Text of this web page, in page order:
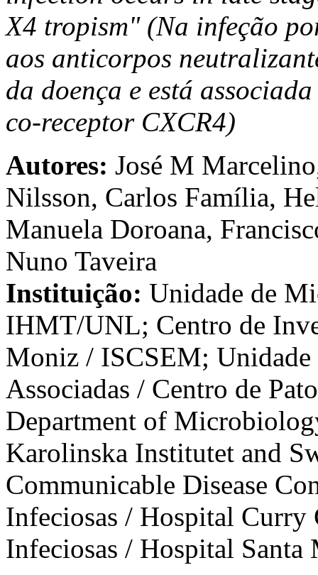
X4 tropism" (Na infeção
aos anticorpos
da doença e está
co-receptor CXCR4)
Autores: José M
Nilsson, Carlos Família,
Manuela Doroana,
Nuno Taveira
Instituição: Unidade de
IHMT/UNL; Centro de
Moniz / ISCSEM; Unidade
Associadas / Centro de
Department of
Karolinska Institutet and
Communicable Disease
Infeciosas / Hospital Curry
Infeciosas / Hospital Santa